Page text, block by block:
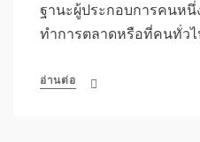
ฐานะผู้ประกอบการคนห
ทำการตลาดหรือที่คนทั่ว
อ่านต่อ